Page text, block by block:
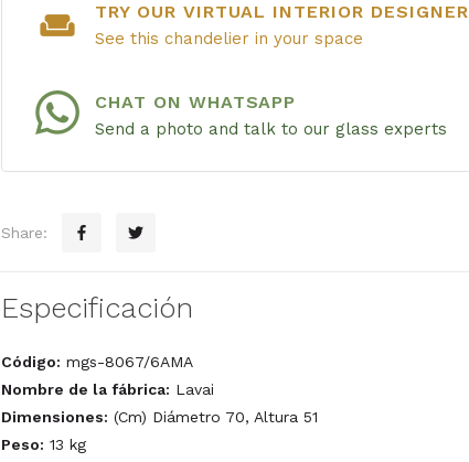
weekend TRY OUR VIRTUAL INTERIOR DESIGNER
See this chandelier in your space
CHAT ON WHATSAPP
Send a photo and talk to our glass experts
Share:
Especificación
Código: mgs-8067/6AMA
Nombre de la fábrica: Lavai
Dimensiones: (Cm) Diámetro 70, Altura 51
Peso: 13 kg